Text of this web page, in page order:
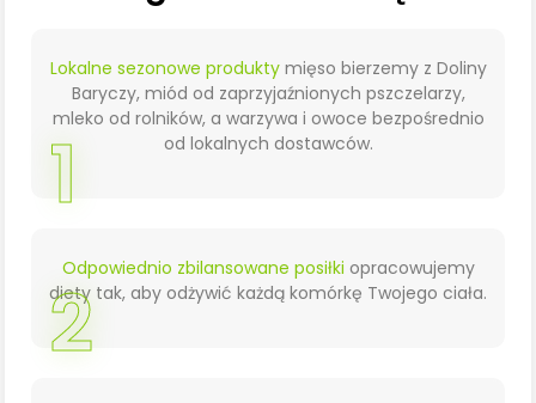
Lokalne sezonowe produktymięso bierzemy z Doliny
Baryczy, miód od zaprzyjaźnionych pszczelarzy,
mleko od rolników, a warzywa i owoce bezpośrednio
od lokalnych dostawców.
1
Odpowiednio zbilansowane posiłki opracowujemy
diety tak, aby odżywić każdą komórkę Twojego ciała.
2